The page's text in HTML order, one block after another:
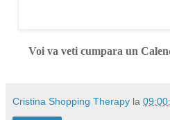
Voi va veti cumpara un
Cristina Shopping Therapy la